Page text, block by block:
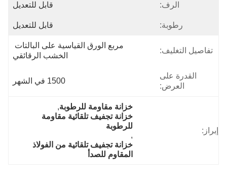
الرف: قابل للتعديل
رطوبة: قابل للتعديل
تفاصيل التغليف:
مربع الورق القياسية على البالتات
الخشب الرقائقي
القدرة على
العرض:
1500 في الشهر
إبراز:
خزانة مقاومة للرطوبة,
خزانة تجفيف تلقائية مقاومة
للرطوبة
,
خزانة تجفيف تلقائية من الفولاذ
المقاوم للصدأ